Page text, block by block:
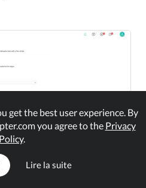
get the best user experience. By
you agree to the Privacy
Policy.
Lire la suite